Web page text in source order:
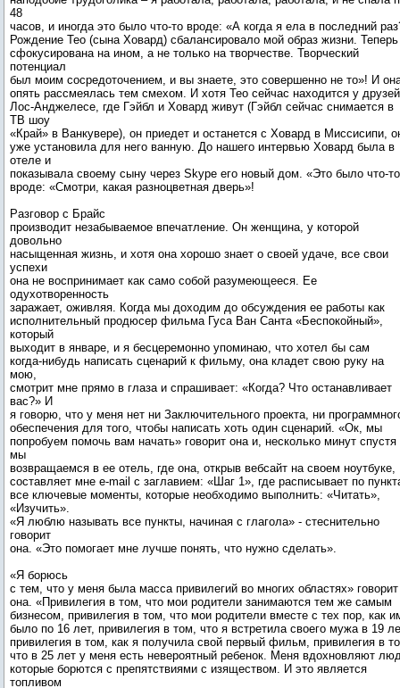
48
часов, и иногда это было что-то вроде: «А когда я ела в последний
Рождение Тео (сына Ховард) сбалансировало мой образ жизни.
сфокусирована на ином, а не только на творчестве. Творческий
потенциал
был моим сосредоточением, и вы знаете, это совершенно не то»! И
опять рассмеялась тем смехом. И хотя Тео сейчас находится у
Лос-Анджелесе, где Гэйбл и Ховард живут (Гэйбл сейчас снимается в
ТВ шоу
«Край» в Ванкувере), он приедет и останется с Ховард в Миссисипи,
уже установила для него ванную. До нашего интервью Ховард была в
отеле и
показывала своему сыну через Skype его новый дом. «Это было что-то
вроде: «Смотри, какая разноцветная дверь»!
Разговор с Брайс
производит незабываемое впечатление. Он женщина, у которой
довольно
насыщенная жизнь, и хотя она хорошо знает о своей удаче, все свои
успехи
она не воспринимает как само собой разумеющееся. Ее
одухотворенность
заражает, оживляя. Когда мы доходим до обсуждения ее работы как
исполнительный продюсер фильма Гуса Ван Санта «Беспокойный»,
который
выходит в январе, и я бесцеремонно упоминаю, что хотел бы сам
когда-нибудь написать сценарий к фильму, она кладет свою руку на
мою,
смотрит мне прямо в глаза и спрашивает: «Когда? Что останавливает
вас?» И
я говорю, что у меня нет ни Заключительного проекта, ни
обеспечения для того, чтобы написать хоть один сценарий. «Ок, мы
попробуем помочь вам начать» говорит она и, несколько минут спустя
мы
возвращаемся в ее отель, где она, открыв вебсайт на своем ноутбуке,
составляет мне e-mail c заглавием: «Шаг 1», где расписывает по
все ключевые моменты, которые необходимо выполнить: «Читать»,
«Изучить».
«Я люблю называть все пункты, начиная с глагола» - стеснительно
говорит
она. «Это помогает мне лучше понять, что нужно сделать».
«Я борюсь
с тем, что у меня была масса привилегий во многих областях» говорит
она. «Привилегия в том, что мои родители занимаются тем же самым
бизнесом, привилегия в том, что мои родители вместе с тех пор, как
было по 16 лет, привилегия в том, что я встретила своего мужа в 19
привилегия в том, как я получила свой первый фильм, привилегия в
что в 25 лет у меня есть невероятный ребенок. Меня вдохновляют
которые борются с препятствиями с изяществом. И это является
топливом